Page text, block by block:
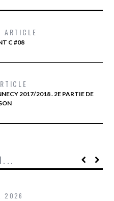
ARTICLE
C #08
2017/2018 . 2E PARTIE DE
2026